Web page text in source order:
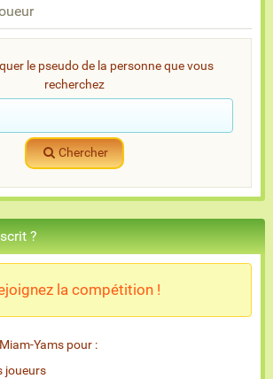
le pseudo de la personne que vous
recherchez
Chercher
?
la compétition !
Yams pour :
joueurs